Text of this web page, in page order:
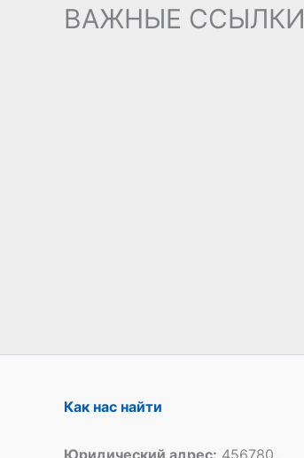
ВАЖНЫЕ ССЫЛКИ
Как нас найти